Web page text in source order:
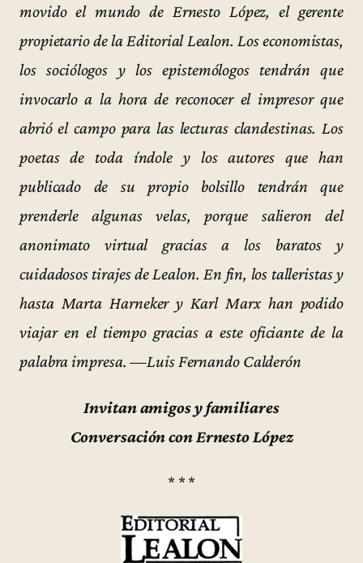
movido el mundo de Ernesto López, el gerente
propietario de la Editorial Lealon. Los economistas,
los sociólogos y los epistemólogos tendrán que
invocarlo a la hora de reconocer el impresor que
abrió el campo para las lecturas clandestinas. Los
poetas de toda índole y los autores que han
publicado de su propio bolsillo tendrán que
prenderle algunas velas, porque salieron del
anonimato virtual gracias a los baratos y
cuidadosos tirajes de Lealon. En fin, los talleristas y
hasta Marta Harneker y Karl Marx han podido
viajar en el tiempo gracias a este oficiante de la
palabra impresa. —Luis Fernando Calderón
Invitan amigos y familiares
Conversación con Ernesto López
* * *